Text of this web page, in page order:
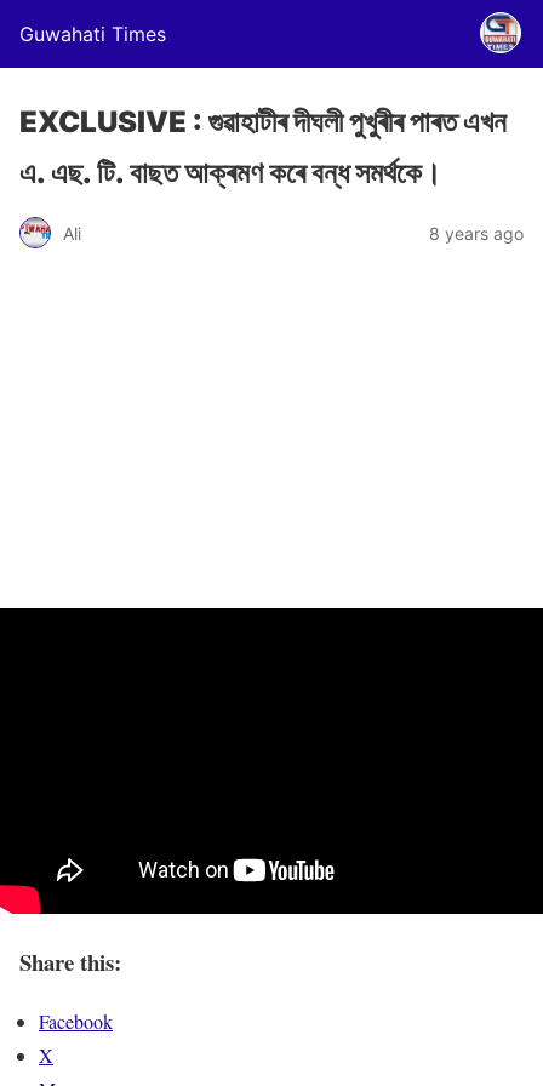
Guwahati Times
EXCLUSIVE : গুৱাহাটীৰ দীঘলী পুখুৰীৰ পাৰত এখন
এ. এছ. টি. বাছত আক্ৰমণ কৰে বন্ধ সমৰ্থকে।
Ali 8 years ago
Share this:
Facebook
X